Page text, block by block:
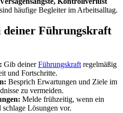
sind häufige Begleiter im Arbeitsalltag.
deiner Führungskraft
Gib deinerFührungskraft regelmäßig
und Fortschritte.
Besprich Erwartungen und Ziele im
zu vermeiden.
Melde frühzeitig, wenn ein
Lösungen vor.